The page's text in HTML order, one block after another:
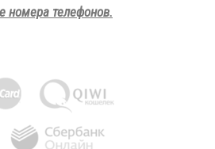
номера телефонов.